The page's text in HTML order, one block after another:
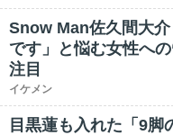
Snow Man佐久間大
です」と悩む女性へ
注目
イケメン
目黒蓮も入れた「9